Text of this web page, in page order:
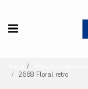
2668 Floral retro